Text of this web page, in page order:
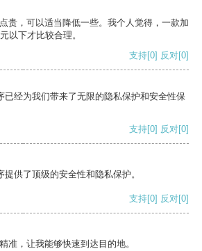
贵，可以适当降低一些。我个人觉得，一款加
以下才比较合理。
支持[0] 反对[0]
已经为我们带来了无限的隐私保护和安全性保
支持[0] 反对[0]
供了顶级的安全性和隐私保护。
支持[0] 反对[0]
准，让我能够快速到达目的地。